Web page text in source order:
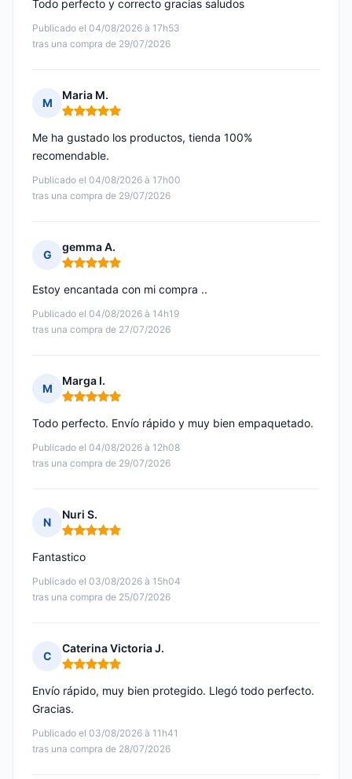
Publicado el 04/08/2026 à 17h53
tras una compra de 29/07/2026
Todo perfecto y correcto gracias saludos
M
Maria M.
Nota: 5 de 5
Publicado el 04/08/2026 à 17h00
tras una compra de 29/07/2026
Me ha gustado los productos, tienda 100%
recomendable.
G
gemma A.
Nota: 5 de 5
Publicado el 04/08/2026 à 14h19
tras una compra de 27/07/2026
Estoy encantada con mi compra ..
M
Marga I.
Nota: 5 de 5
Publicado el 04/08/2026 à 12h08
tras una compra de 29/07/2026
Todo perfecto. Envío rápido y muy bien empaquetado.
N
Nuri S.
Nota: 5 de 5
Publicado el 03/08/2026 à 15h04
tras una compra de 25/07/2026
Fantastico
C
Caterina Victoria J.
Nota: 5 de 5
Publicado el 03/08/2026 à 11h41
tras una compra de 28/07/2026
Envío rápido, muy bien protegido. Llegó todo perfecto.
Gracias.